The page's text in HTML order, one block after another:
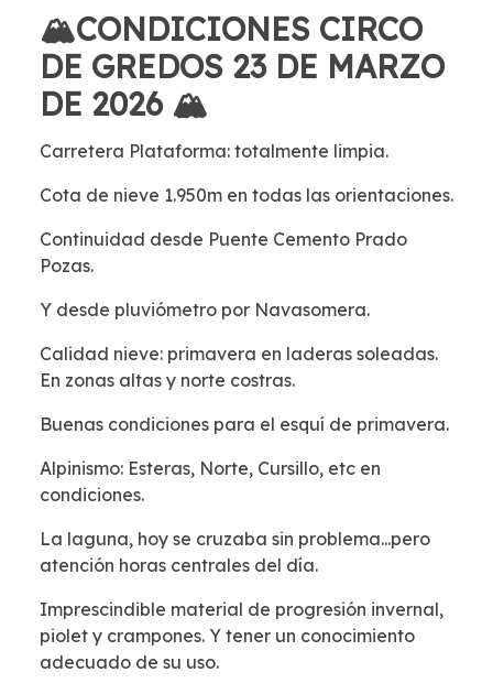
🏔️CONDICIONES CIRCO
DE GREDOS 23 DE MARZO
DE 2026 🏔️
Carretera Plataforma: totalmente limpia.
Cota de nieve 1.950m en todas las orientaciones.
Continuidad desde Puente Cemento Prado
Pozas.
Y desde pluviómetro por Navasomera.
Calidad nieve: primavera en laderas soleadas.
En zonas altas y norte costras.
Buenas condiciones para el esquí de primavera.
Alpinismo: Esteras, Norte, Cursillo, etc en
condiciones.
La laguna, hoy se cruzaba sin problema...pero
atención horas centrales del día.
Imprescindible material de progresión invernal,
piolet y crampones. Y tener un conocimiento
adecuado de su uso.